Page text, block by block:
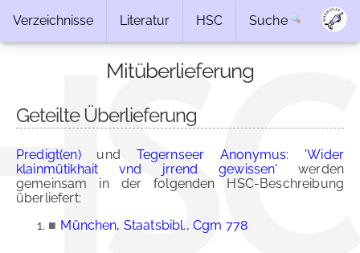
Verzeichnisse Literatur HSC Suche
Mitüberlieferung
Geteilte Überlieferung
Predigt(en)und Tegernseer Anonymus: 'Wider
klainmütikhait vnd jrrend gewissen' werden
gemeinsam in der folgenden HSC-Beschreibung
überliefert:
■ München, Staatsbibl., Cgm 778